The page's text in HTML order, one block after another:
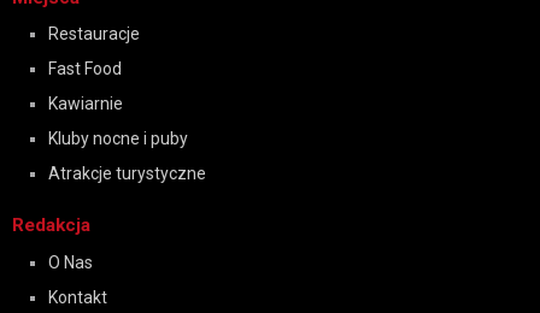
Restauracje
Fast Food
Kawiarnie
Kluby nocne i puby
Atrakcje turystyczne
Redakcja
O Nas
Kontakt